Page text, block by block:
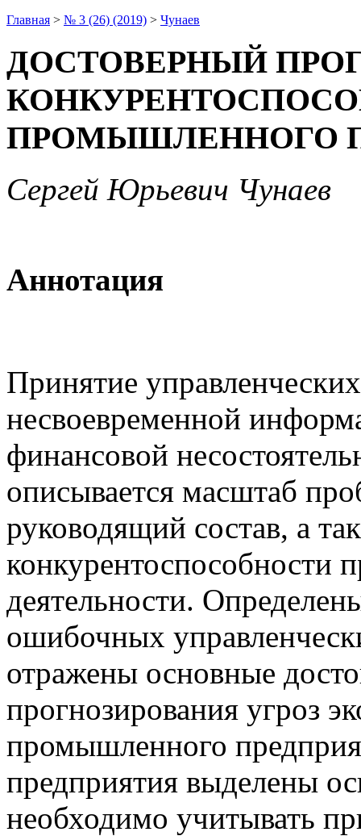
Главная > № 3 (26) (2019) > Чунаев
ДОСТОВЕРНЫЙ
ПРОМЫШЛЕННОГО
Сергей Юрьевич Чунаев
Аннотация
Принятие
несвоевременной
финансовой
описывается масштаб
руководящий состав, а
конкурентоспособности
деятельности.
ошибочных
отражены основные
прогнозирования угроз
промышленного
предприятия выделены
необходимо учитывать